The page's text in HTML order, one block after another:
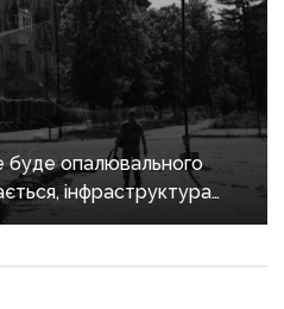
буде опалювального
інфраструктура